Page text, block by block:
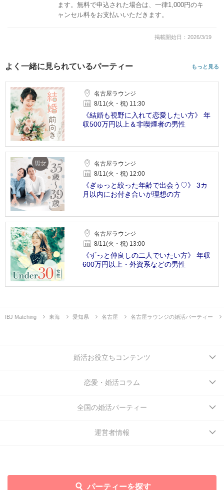
ます。無料で申込された場合は、一律1,000円のキ
ャンセル料をお支払いいただきます。
掲載開始日：2026/3/19
よく一緒に見られているパーティー もっと見る
名古屋ラウンジ
8/11(火・祝) 11:30
《結婚も視野に入れて恋愛したい方》 年
収500万円以上＆非喫煙者の男性
名古屋ラウンジ
8/11(火・祝) 12:00
《ぎゅっと絞った年齢で出会う♡》 3カ
月以内にお付き合いが理想の方
名古屋ラウンジ
8/11(火・祝) 13:00
《ずっと仲良しの二人でいたい方》 年収
600万円以上・外資系などの男性
IBJ Matching 東海 愛知県 名古屋 名古屋ラウンジの婚活パーティー
パーティーを探す
婚活お役立ちコンテンツ
恋愛・婚活コラム
全国の婚活パーティー
運営者情報